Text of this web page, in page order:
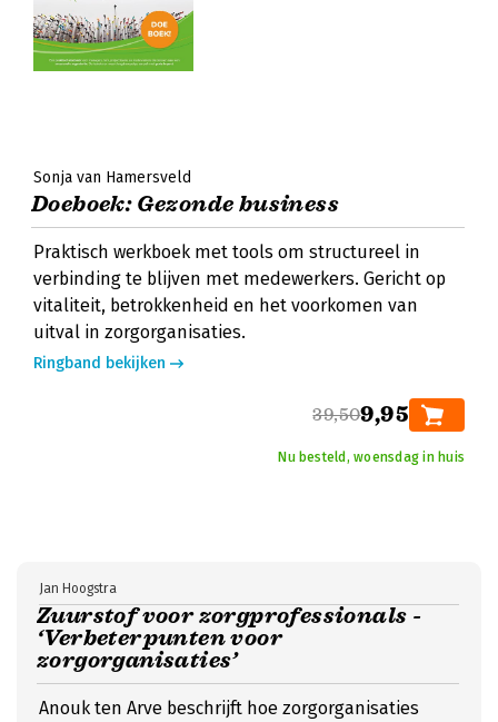
Sonja van Hamersveld
Doeboek: Gezonde business
Praktisch werkboek met tools om structureel in
verbinding te blijven met medewerkers. Gericht op
vitaliteit, betrokkenheid en het voorkomen van
uitval in zorgorganisaties.
Ringband bekijken
39,509,95
Nu besteld, woensdag in huis
Zuurstof voor zorgprofessionals -
‘Verbeterpunten voor
zorgorganisaties’
Jan Hoogstra
Anouk ten Arve beschrijft hoe zorgorganisaties